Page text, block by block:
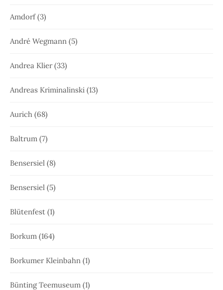
Amdorf(3)
André Wegmann (5)
Andrea Klier(33)
Andreas Kriminalinski (13)
Aurich (68)
Baltrum (7)
Bensersiel (8)
Bensersiel (5)
Blütenfest (1)
Borkum (164)
Borkumer Kleinbahn (1)
Bünting Teemuseum (1)